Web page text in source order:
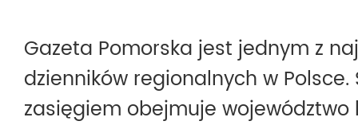
Gazeta Pomorska jest jednym z
dzienników regionalnych w Polsce.
zasięgiem obejmuje